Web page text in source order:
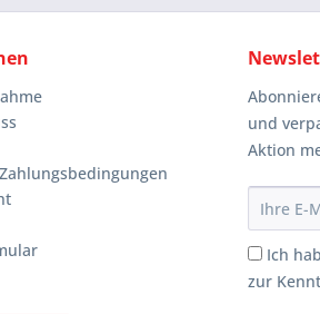
und
Aktion
Ich
zur